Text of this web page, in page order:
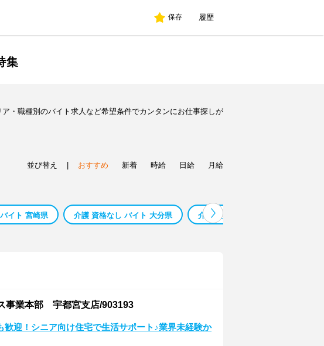
保存 履歴
集
・職種別のバイト求人など希望条件でカンタンにお仕事探しが
並び替え おすすめ 新着 時給 日給 月給
イト 宮崎県 介護 資格なし バイト 大分県 介護 資格なし バイト 熊本県
事業本部 宇都宮支店/903193
歓迎！シニア向け住宅で生活サポート♪業界未経験か